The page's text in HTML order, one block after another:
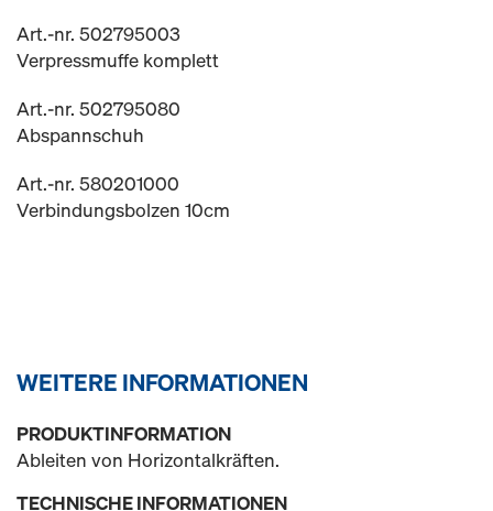
Art.-nr. 502795003
Verpressmuffe komplett
Art.-nr. 502795080
Abspannschuh
Art.-nr. 580201000
Verbindungsbolzen 10cm
WEITERE INFORMATIONEN
PRODUKTINFORMATION
Ableiten von Horizontalkräften.
TECHNISCHE INFORMATIONEN